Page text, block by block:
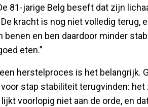
81-jarige Belg beseft dat zijn
kracht is nog niet volledig terug,
en ben daardoor minder
eten.”
herstelproces is het belangrijk.
stap stabiliteit terugvinden: het
voorlopig niet aan de orde, en